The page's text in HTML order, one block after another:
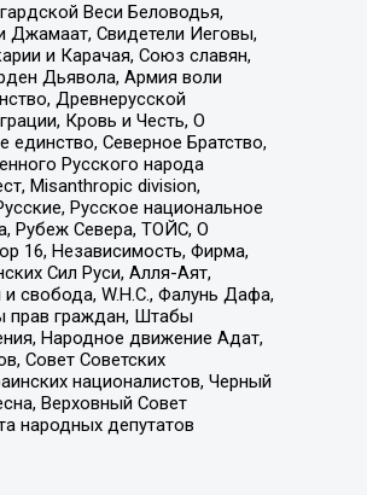
Веси Беловодья,
Джамаат, Свидетели Иеговы,
и Карачая, Союз славян,
Дьявола, Армия воли
Древнерусской
Кровь и Честь, О
Северное Братство,
Русского народа
Misanthropic division,
Русское национальное
Рубеж Севера, ТОЙС, О
16, Независимость, Фирма,
Сил Руси, Алля-Аят,
свобода, W.H.С., Фалунь Дафа,
прав граждан, Штабы
Народное движение Адат,
Совет Советских
националистов, Черный
Верховный Совет
народных депутатов